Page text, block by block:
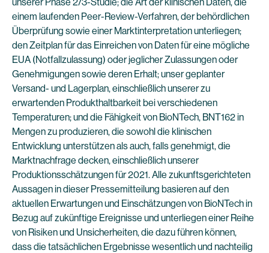
einem laufenden Peer-Review-Verfahren, der behördlichen
Überprüfung sowie einer Marktinterpretation unterliegen;
den Zeitplan für das Einreichen von Daten für eine mögliche
EUA (Notfallzulassung) oder jeglicher Zulassungen oder
Genehmigungen sowie deren Erhalt; unser geplanter
Versand- und Lagerplan, einschließlich unserer zu
erwartenden Produkthaltbarkeit bei verschiedenen
Temperaturen; und die Fähigkeit von BioNTech, BNT162 in
Mengen zu produzieren, die sowohl die klinischen
Entwicklung unterstützen als auch, falls genehmigt, die
Marktnachfrage decken, einschließlich unserer
Produktionsschätzungen für 2021. Alle zukunftsgerichteten
Aussagen in dieser Pressemitteilung basieren auf den
aktuellen Erwartungen und Einschätzungen von BioNTech in
Bezug auf zukünftige Ereignisse und unterliegen einer Reihe
von Risiken und Unsicherheiten, die dazu führen können,
dass die tatsächlichen Ergebnisse wesentlich und nachteilig